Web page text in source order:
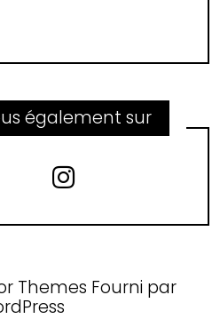
également sur
Themes Fourni par